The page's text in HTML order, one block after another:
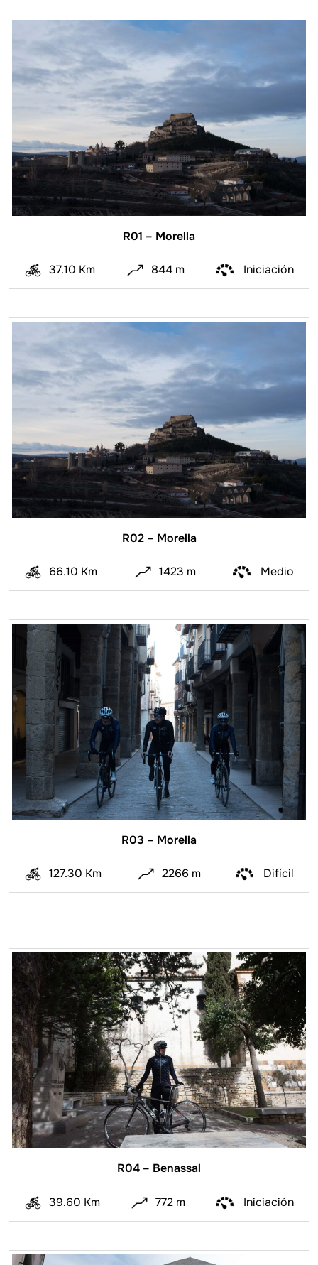
R01 – Morella
37.10 Km 844 m Iniciación
R02 – Morella
66.10 Km 1423 m Medio
R03 – Morella
127.30 Km 2266 m Difícil
R04 – Benassal
39.60 Km 772 m Iniciación